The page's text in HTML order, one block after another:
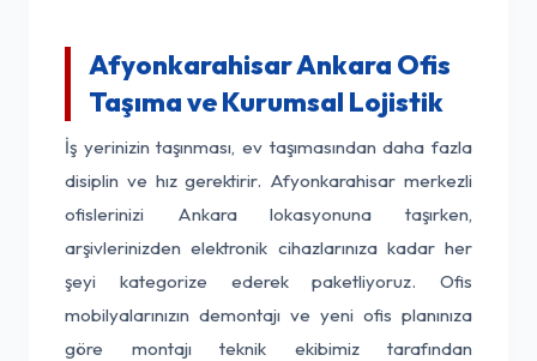
Afyonkarahisar Ankara Ofis
Taşıma ve Kurumsal Lojistik
İş yerinizin taşınması, ev taşımasından daha fazla
disiplin ve hız gerektirir. Afyonkarahisar merkezli
ofislerinizi Ankara lokasyonuna taşırken,
arşivlerinizden elektronik cihazlarınıza kadar her
şeyi kategorize ederek paketliyoruz. Ofis
mobilyalarınızın demontajı ve yeni ofis planınıza
göre montajı teknik ekibimiz tarafından